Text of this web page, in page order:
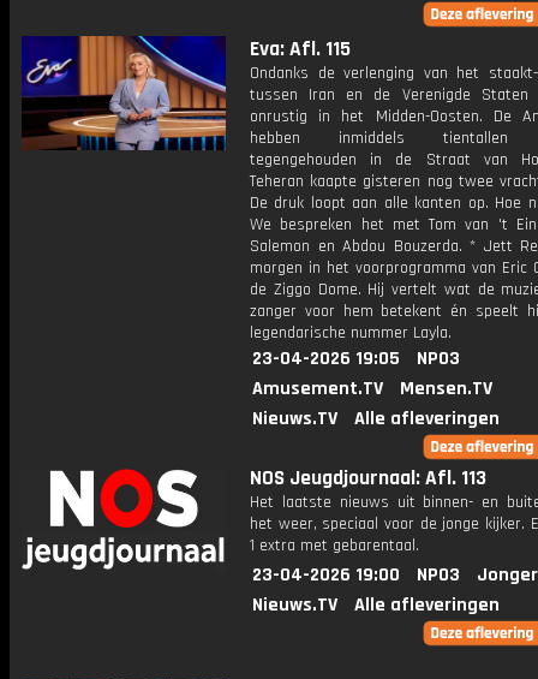
Eva: Afl. 115
Ondanks de verlenging van het
tussen Iran en de Verenigde
onrustig in het Midden-Oosten. De
hebben inmiddels tientallen
tegengehouden in de Straat van
Teheran kaapte gisteren nog twee
De druk loopt aan alle kanten op. Hoe
We bespreken het met Tom van 't
Salemon en Abdou Bouzerda. * Jett
morgen in het voorprogramma van Eric
de Ziggo Dome. Hij vertelt wat de
zanger voor hem betekent én speelt
legendarische nummer Layla.
23-04-2026 19:05
NPO3
Amusement.TV
Mensen.TV
Nieuws.TV
Alle afleveringen
NOS Jeugdjournaal: Afl. 113
Het laatste nieuws uit binnen- en
het weer, speciaal voor de jonge kijker.
1 extra met gebarentaal.
23-04-2026 19:00 NPO3
Nieuws.TV
Alle afleveringen